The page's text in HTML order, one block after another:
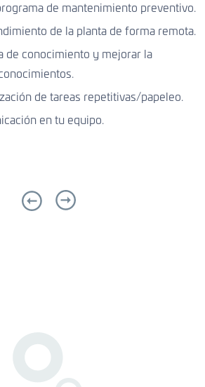
de mantenimiento preventivo.
de la planta de forma remota.
de conocimiento y mejorar la
de tareas repetitivas/papeleo.
en tu equipo.